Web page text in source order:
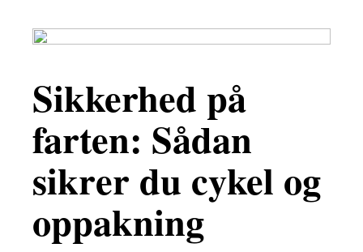
Sikkerhed på
farten: Sådan
sikrer du cykel og
oppakning